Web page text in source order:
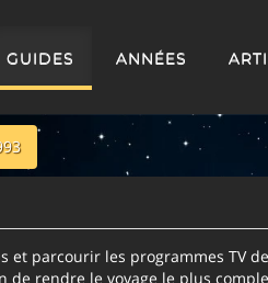
GUIDES ANNÉES
parcourir les programmes TV
de rendre le voyage le plus